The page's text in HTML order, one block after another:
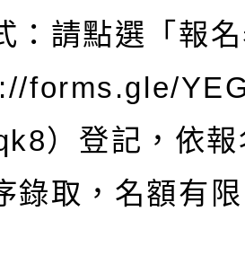
：請點選「報
forms.gle/
）登記，依
錄取，名額有